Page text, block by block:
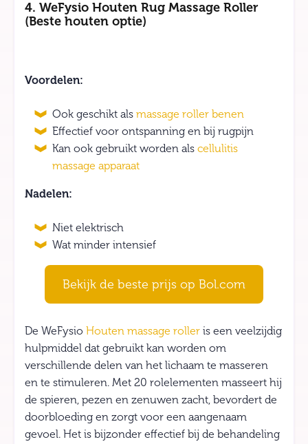
4. WeFysio Houten Rug Massage Roller
(Beste houten optie)
Voordelen:
Ook geschikt als massage roller benen
Effectief voor ontspanning en bij rugpijn
Kan ook gebruikt worden als cellulitis
massage apparaat
Nadelen:
Niet elektrisch
Wat minder intensief
Bekijk de beste prijs op Bol.com
De WeFysio Houten massage roller is een veelzijdig
hulpmiddel dat gebruikt kan worden om
verschillende delen van het lichaam te masseren
en te stimuleren. Met 20 rolelementen masseert hij
de spieren, pezen en zenuwen zacht, bevordert de
doorbloeding en zorgt voor een aangenaam
gevoel. Het is bijzonder effectief bij de behandeling